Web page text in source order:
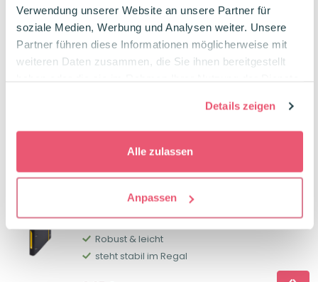
Verwendung unserer Website an unsere Partner für
soziale Medien, Werbung und Analysen weiter. Unsere
Partner führen diese Informationen möglicherweise mit
weiteren Daten zusammen, die Sie ihnen bereitgestellt
Details zeigen
Alle zulassen
Anpassen
Brunnen FACT! Ringbuch A4 Gelb
3,5 cm breit | ring Ø 3 cm
5,99€
OXFORD Hardcover Ringbuch 3cm
Rückenbreite Schwarz-Gelb
Robust & leicht
steht stabil im Regal